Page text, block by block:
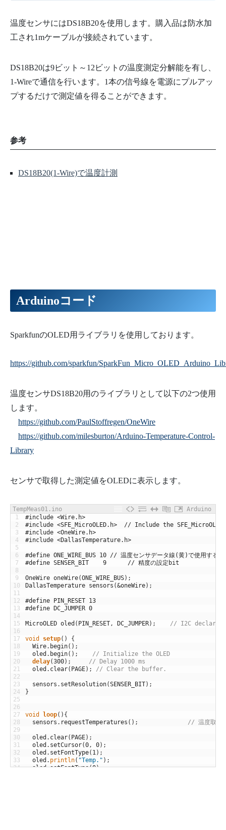
温度センサにはDS18B20を使用します。購入品は防水加
工され1mケーブルが接続されています。
DS18B20は9ビット～12ビットの温度測定分解能を有し、
1-Wireで通信を行います。1本の信号線を電源にプルアッ
プするだけで測定値を得ることができます。
参考
DS18B20(1-Wire)で温度計測
Arduinoコード
SparkfunのOLED用ライブラリを使用しております。
https://github.com/sparkfun/
温度センサDS18B20用のライブラリとして以下の2つ使用
します。
https://github.com/PaulStoffregen/OneWire
https://github.com/milesburton/Arduino-Temperature-Control-
Library
センサで取得した測定値をOLEDに表示します。
TempMeas01.ino
Arduino
1
2
3
4
5
6
7
8
9
10
11
12
13
14
15
16
17
18
19
20
21
22
23
24
25
26
27
28
29
30
31
32
33
34
#include <Wire.h>
#include <SFE_MicroOLED.h>  // Include the
#include <OneWire.h>
#include <DallasTemperature.h>
#define ONE_WIRE_BUS 10 // 温度センサデータ線(黄)で使用するポ
#define SENSER_BIT    9      // 精度の設定bit
OneWire oneWire(ONE_WIRE_BUS) ;
DallasTemperature sensors (&oneWire) ;
#define PIN_RESET 13
#define DC_JUMPER 0
MicroOLED oled ( PIN_RESET , DC_JUMPER) ; // I2C
void setup( )
{
Wire. begin( ) ;
oled . begin( ) ;
// Initialize the OLED
delay(300) ;
// Delay 1000 ms
oled . clear( PAGE) ; // Clear the buffer.
sensors . setResolution(SENSER_BIT) ;
}
void loop( ) {
sensors . requestTemperatures ( ) ; // 温度取得
oled . clear( PAGE) ;
oled . setCursor(0 , 0) ;
oled . setFontType( 1 ) ;
oled . println( "Temp." ) ;
oled.setFontType(0);